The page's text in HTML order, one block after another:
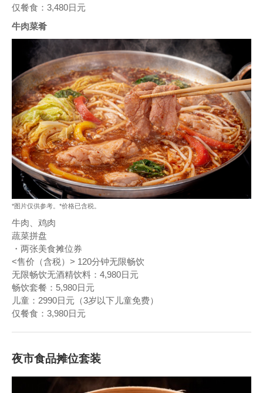
仅餐食：3,480日元
牛肉菜肴
*图片仅供参考。*价格已含税。
牛肉、鸡肉
蔬菜拼盘
・两张美食摊位券
<售价（含税）> 120分钟无限畅饮
无限畅饮无酒精饮料：4,980日元
畅饮套餐：5,980日元
儿童：2990日元（3岁以下儿童免费）
仅餐食：3,980日元
夜市食品摊位套装